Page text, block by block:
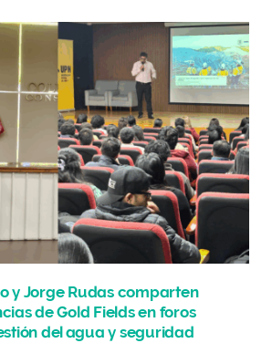
y Jorge Rudas comparten
de Gold Fields en foros
del agua y seguridad